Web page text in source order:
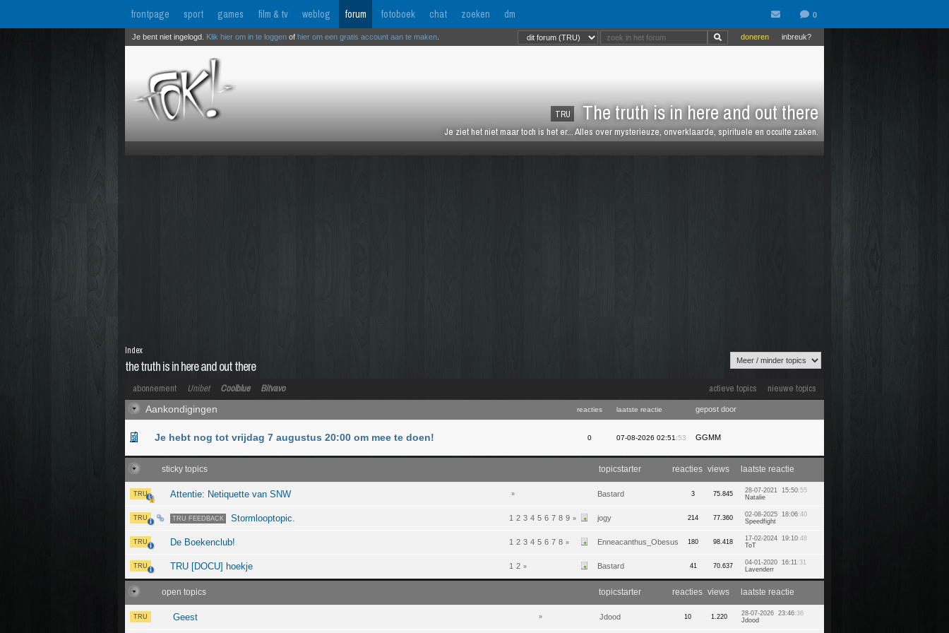
frontpage sport games film & tv weblog forum fotoboek chat zoeken dm
TRU The truth is in here and out there
Je ziet het niet maar toch is het er... Alles over mysterieuze, onverklaarde, spirituele en occulte zaken.
inbreuk?
doneren
Je bent niet ingelogd. Klik hier om in te loggen of hier om een gratis account aan te maken
the truth is in here and out there
Index
actieve topics nieuwe topics
abonnement Unibet Coolblue Bitvavo
Aankondigingen reacties laatste reactie gepost door
Je hebt nog tot vrijdag 7 augustus 20:00 om mee te doen! 0 07-08-2026 02:51 :53 GGMM
sticky topics topicstarter reacties views laatste reactie
TRU Attentie: Netiquette van SNW » Bastard 3 75.845 28-07-2021 15:50:55
Natalie
TRU TRU FEEDBACK Stormlooptopic. 1 2 3 4 5 6 7 8 9 » jogy 214 77.360 02-08-2025 18:06:40
Speedfight
TRU De Boekenclub! 1 2 3 4 5 6 7 8 » Enneacanthus_Obesus 180 98.418 17-02-2024 19:10:48
ToT
TRU TRU [DOCU] hoekje 1 2 » Bastard 41 70.637 04-01-2020 16:11:31
Lavenderr
open topics topicstarter reacties views laatste reactie
TRU Geest » Jdood 10 1.220 28-07-2026 23:46:36
Jdood